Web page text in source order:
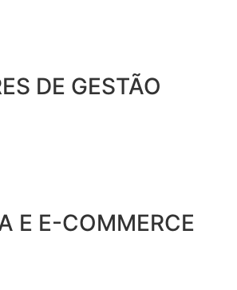
DE GESTÃO
E E-COMMERCE